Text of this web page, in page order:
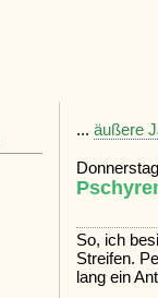
... äußere
So, ich
Streifen.
lang ein